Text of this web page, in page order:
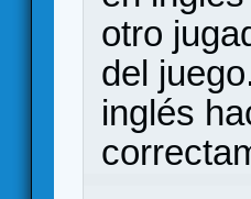
otro
del
inglés